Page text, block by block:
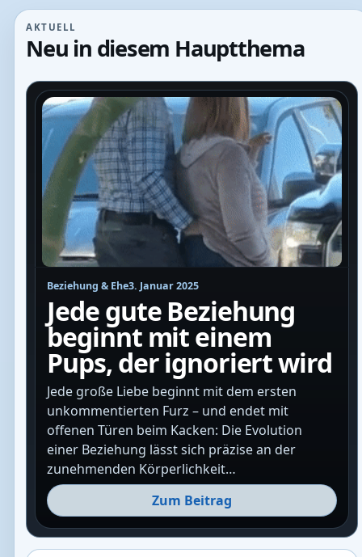
AKTUELL
Neu in diesem Hauptthema
Beziehung & Ehe3. Januar 2025
Jede gute Beziehung
beginnt mit einem
Pups, der ignoriert wird
Jede große Liebe beginnt mit dem ersten
unkommentierten Furz – und endet mit
offenen Türen beim Kacken: Die Evolution
einer Beziehung lässt sich präzise an der
zunehmenden Körperlichkeit…
Zum Beitrag